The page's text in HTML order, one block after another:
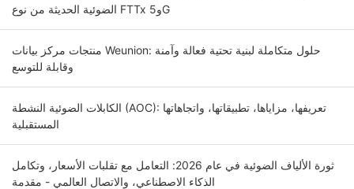
الضوئية الحديثة من نوع FTTx و5G
منتجات مركز بيانات Weunion: حلول متكاملة لبنية تحتية فعالة وآمنة
وقابلة للتوسع
الكابلات الضوئية النشطة (AOC): تعريفها، مزاياها، تطبيقاتها، واتجاهاتها
المستقبلية
ثورة الألياف الضوئية في عام 2026: التعامل مع تقلبات الأسعار، وتكامل
الذكاء الاصطناعي، والاتصال العالمي - مقدمة